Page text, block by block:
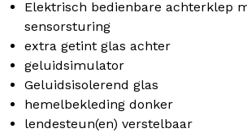
Elektrisch bedienbare achterklep
sensorsturing
extra getint glas achter
geluidsimulator
Geluidsisolerend glas
hemelbekleding donker
lendesteun(en) verstelbaar